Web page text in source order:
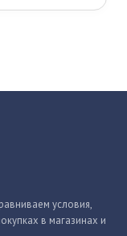
условия,
в магазинах и